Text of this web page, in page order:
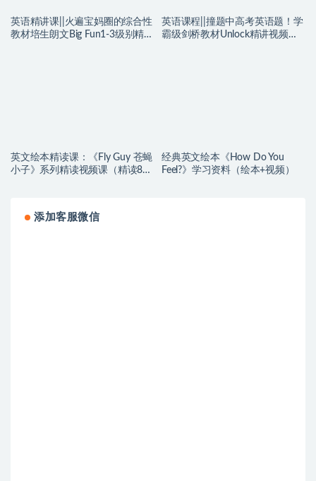
英语精讲课||火遍宝妈圈的综合性
教材培生朗文Big Fun1-3级别精讲
英语课程||撞题中高考英语题！学
霸级剑桥教材Unlock精讲视频
英文绘本精读课：《Fly Guy 苍蝇
小子》系列精读视频课（精读8本
经典英文绘本《How Do You
Feel?》学习资料（绘本+视频）
添加客服微信